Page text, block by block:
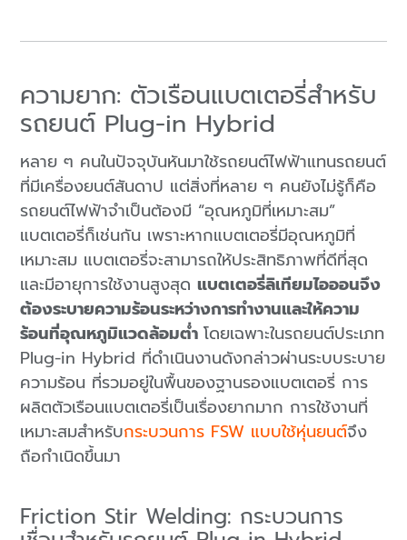
ความยาก: ตัวเรือนแบตเตอรี่สำหรับ
รถยนต์ Plug-in Hybrid
หลาย ๆ คนในปัจจุบันหันมาใช้รถยนต์ไฟฟ้าแทนรถยนต์
ที่มีเครื่องยนต์สันดาป แต่สิ่งที่หลาย ๆ คนยังไม่รู้ก็คือ
รถยนต์ไฟฟ้าจำเป็นต้องมี “อุณหภูมิที่เหมาะสม”
แบตเตอรี่ก็เช่นกัน เพราะหากแบตเตอรี่มีอุณหภูมิที่
เหมาะสม แบตเตอรี่จะสามารถให้ประสิทธิภาพที่ดีที่สุด
และมีอายุการใช้งานสูงสุดแบตเตอรี่ลิเทียมไอออนจึง
ต้องระบายความร้อนระหว่างการทำงานและให้ความ
ร้อนที่อุณหภูมิแวดล้อมต่ำโดยเฉพาะในรถยนต์ประเภท
Plug-in Hybrid ที่ดำเนินงานดังกล่าวผ่านระบบระบาย
ความร้อน ที่รวมอยู่ในพื้นของฐานรองแบตเตอรี่ การ
ผลิตตัวเรือนแบตเตอรี่เป็นเรื่องยากมาก การใช้งานที่
เหมาะสมสำหรับกระบวนการ FSW แบบใช้หุ่นยนต์จึง
ถือกำเนิดขึ้นมา
Friction Stir Welding: กระบวนการ